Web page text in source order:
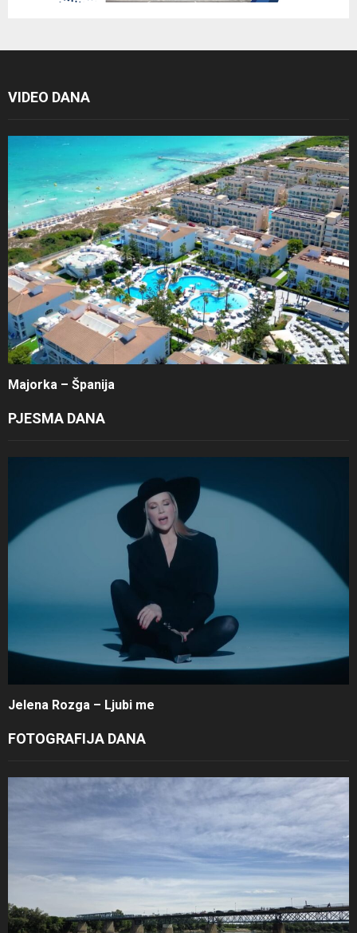
VIDEO DANA
Majorka – Španija
PJESMA DANA
Jelena Rozga – Ljubi me
FOTOGRAFIJA DANA